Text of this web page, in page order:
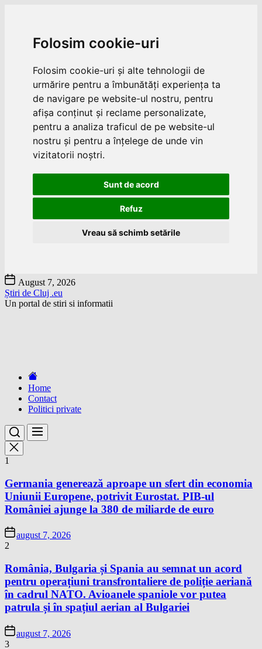
Folosim cookie-uri
Folosim cookie-uri și alte tehnologii de
urmărire pentru a îmbunătăți experiența ta
de navigare pe website-ul nostru, pentru
afișa conținut și reclame personalizate,
pentru a analiza traficul de pe website-ul
nostru și pentru a înțelege de unde vin
vizitatorii noștri.
Sunt de acord
Refuz
Vreau să schimb setările
Skip
to
the
content
August 7, 2026
Știri de Cluj .eu
Un portal de stiri si informatii
Home
Contact
Politici private
1
Germania generează aproape un sfert din economia
Uniunii Europene, potrivit Eurostat. PIB-ul
României ajunge la 380 de miliarde de euro
august 7, 2026
2
România, Bulgaria și Spania au semnat un acord
pentru operațiuni transfrontaliere de poliție aeriană
în cadrul NATO. Avioanele spaniole vor putea
patrula și în spațiul aerian al Bulgariei
august 7, 2026
3